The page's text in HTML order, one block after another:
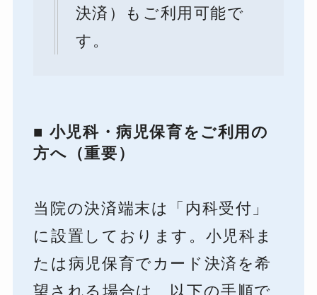
決済）もご利用可能で
す。
■ 小児科・病児保育をご利用の
方へ（重要）
当院の決済端末は「内科受付」
に設置しております。小児科ま
たは病児保育でカード決済を希
望される場合は、以下の手順で